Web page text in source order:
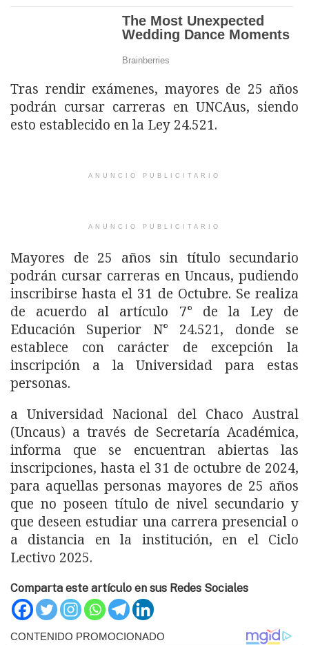
Tras rendir exámenes, mayores de 25 años
podrán cursar carreras en UNCAus, siendo
esto establecido en la Ley 24.521.
ANUNCIO PUBLICITARIO
ANUNCIO PUBLICITARIO
Mayores de 25 años sin título secundario
podrán cursar carreras en Uncaus, pudiendo
inscribirse hasta el 31 de Octubre. Se realiza
de acuerdo al artículo 7° de la Ley de
Educación Superior N° 24.521, donde se
establece con carácter de excepción la
inscripción a la Universidad para estas
personas.
a Universidad Nacional del Chaco Austral
(Uncaus) a través de Secretaría Académica,
informa que se encuentran abiertas las
inscripciones, hasta el 31 de octubre de 2024,
para aquellas personas mayores de 25 años
que no poseen título de nivel secundario y
que deseen estudiar una carrera presencial o
a distancia en la institución, en el Ciclo
Lectivo 2025.
Comparta este artículo en sus Redes Sociales